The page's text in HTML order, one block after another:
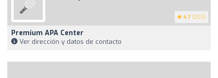
4.7 (200)
Premium APA Center
Ver dirección y datos de contacto